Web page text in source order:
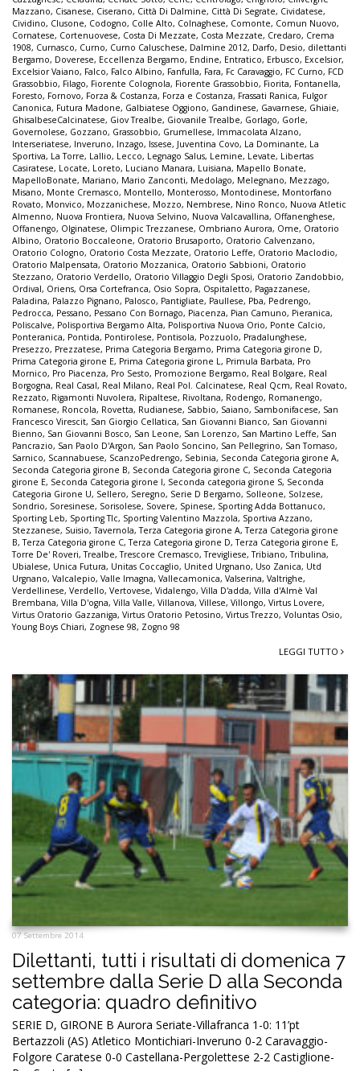
Mazzano, Cisanese, Ciserano, Città Di Dalmine, Città Di Segrate, Cividatese,
Cividino, Clusone, Codogno, Colle Alto, Colnaghese, Comonte, Comun Nuovo,
Cornatese, Cortenuovese, Costa Di Mezzate, Costa Mezzate, Credaro, Crema
1908, Curnasco, Curno, Curno Caluschese, Dalmine 2012, Darfo, Desio, dilettanti
Bergamo, Doverese, Eccellenza Bergamo, Endine, Entratico, Erbusco, Excelsior,
Excelsior Vaiano, Falco, Falco Albino, Fanfulla, Fara, Fc Caravaggio, FC Curno, FCD
Grassobbio, Filago, Fiorente Colognola, Fiorente Grassobbio, Fiorita, Fontanella,
Foresto, Fornovo, Forza & Costanza, Forza e Costanza, Frassati Ranica, Fulgor
Canonica, Futura Madone, Galbiatese Oggiono, Gandinese, Gavarnese, Ghiaie,
GhisalbeseCalcinatese, Giov Trealbe, Giovanile Trealbe, Gorlago, Gorle,
Governolese, Gozzano, Grassobbio, Grumellese, Immacolata Alzano,
Interseriatese, Inveruno, Inzago, Issese, Juventina Covo, La Dominante, La
Sportiva, La Torre, Lallio, Lecco, Legnago Salus, Lemine, Levate, Libertas
Casiratese, Locate, Loreto, Luciano Manara, Luisiana, Mapello Bonate,
MapelloBonate, Mariano, Mario Zanconti, Medolago, Melegnano, Mezzago,
Misano, Monte Cremasco, Montello, Monterosso, Montodinese, Montorfano
Rovato, Monvico, Mozzanichese, Mozzo, Nembrese, Nino Ronco, Nuova Atletic
Almenno, Nuova Frontiera, Nuova Selvino, Nuova Valcavallina, Offanenghese,
Offanengo, Olginatese, Olimpic Trezzanese, Ombriano Aurora, Ome, Oratorio
Albino, Oratorio Boccaleone, Oratorio Brusaporto, Oratorio Calvenzano,
Oratorio Cologno, Oratorio Costa Mezzate, Oratorio Leffe, Oratorio Maclodio,
Oratorio Malpensata, Oratorio Mozzanica, Oratorio Sabbioni, Oratorio
Stezzano, Oratorio Verdello, Oratorio Villaggio Degli Sposi, Oratorio Zandobbio,
Ordival, Oriens, Orsa Cortefranca, Osio Sopra, Ospitaletto, Pagazzanese,
Paladina, Palazzo Pignano, Palosco, Pantigliate, Paullese, Pba, Pedrengo,
Pedrocca, Pessano, Pessano Con Bornago, Piacenza, Pian Camuno, Pieranica,
Poliscalve, Polisportiva Bergamo Alta, Polisportiva Nuova Orio, Ponte Calcio,
Ponteranica, Pontida, Pontirolese, Pontisola, Pozzuolo, Pradalunghese,
Presezzo, Prezzatese, Prima Categoria Bergamo, Prima Categoria girone D,
Prima Categoria girone E, Prima Categoria girone L , Primula Barbata, Pro
Mornico, Pro Piacenza, Pro Sesto, Promozione Bergamo, Real Bolgare, Real
Borgogna, Real Casal, Real Milano, Real Pol. Calcinatese, Real Qcm, Real Rovato,
Rezzato, Rigamonti Nuvolera, Ripaltese, Rivoltana, Rodengo, Romanengo,
Romanese, Roncola, Rovetta, Rudianese, Sabbio, Saiano, Sambonifacese, San
Francesco Virescit, San Giorgio Cellatica, San Giovanni Bianco, San Giovanni
Bienno, San Giovanni Bosco, San Leone, San Lorenzo, San Martino Leffe, San
Pancrazio, San Paolo D'Argon, San Paolo Soncino, San Pellegrino, San Tomaso,
Sarnico, Scannabuese, ScanzoPedrengo, Sebinia, Seconda Categoria girone A,
Seconda Categoria girone B, Seconda Categoria girone C, Seconda Categoria
girone E, Seconda Categoria girone I, Seconda categoria girone S, Seconda
Categoria Girone U, Sellero, Seregno, Serie D Bergamo, Solleone, Solzese,
Sondrio, Soresinese, Sorisolese, Sovere, Spinese, Sporting Adda Bottanuco,
Sporting Leb, Sporting Tlc, Sporting Valentino Mazzola, Sportiva Azzano,
Stezzanese, Suisio,Tavernola,Terza Categoria girone A,Terza Categoria girone
B,Terza Categoria girone C,Terza Categoria girone D,Terza Categoria girone E,
Torre De' Roveri,Trealbe,Trescore Cremasco,Trevigliese,Tribiano,Tribulina,
Ubialese, Unica Futura, Unitas Coccaglio, United Urgnano, Uso Zanica, Utd
Urgnano, Valcalepio, Valle Imagna, Vallecamonica, Valserina, Valtrighe,
Verdellinese, Verdello, Vertovese, Vidalengo, Villa D'adda, Villa d'Almè Val
Brembana, Villa D'ogna, Villa Valle, Villanova, Villese, Villongo, Virtus Lovere,
Virtus Oratorio Gazzaniga, Virtus Oratorio Petosino, Virtus Trezzo, Voluntas Osio,
Young Boys Chiari, Zognese 98, Zogno 98
LEGGI TUTTO
07 Settembre 2014
Dilettanti, tutti i risultati di domenica 7
settembre dalla Serie D alla Seconda
categoria: quadro definitivo
SERIE D, GIRONE B Aurora Seriate-Villafranca 1-0: 11’pt
Bertazzoli (AS) Atletico Montichiari-Inveruno 0-2 Caravaggio-
Folgore Caratese 0-0 Castellana-Pergolettese 2-2 Castiglione-